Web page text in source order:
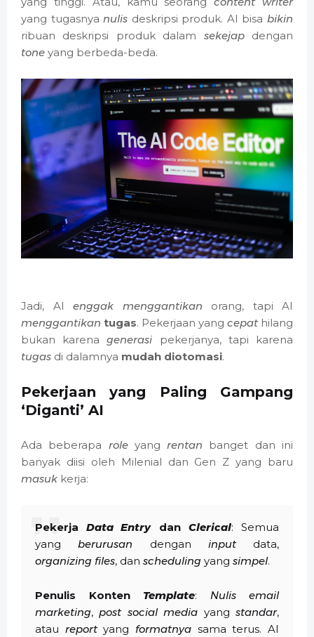
yang tugasnyanulis deskripsi produk. AI bisabikin
ribuan deskripsi produk dalam sekejapdengan
tone yang berbeda-beda.
Jadi, AI enggak menggantikan orang, tapi AI
menggantikan tugas. Pekerjaan yang cepat hilang
bukan karenagenerasi pekerjanya, tapi karena
tugas di dalamnya mudah diotomasi.
Pekerjaan yang Paling Gampang
‘Diganti’ AI
Ada beberapa roleyangrentan banget dan ini
banyak diisi oleh Milenial dan Gen Z yang baru
masuk kerja:
PekerjaData Entrydan Clerical: Semua
yangberurusan dengan inputdata,
organizing files, dan scheduling yang simpel.
Penulis Konten Template: Nulis
email
marketing,post social media yangstandar,
atau reportyang formatnya sama terus. AI